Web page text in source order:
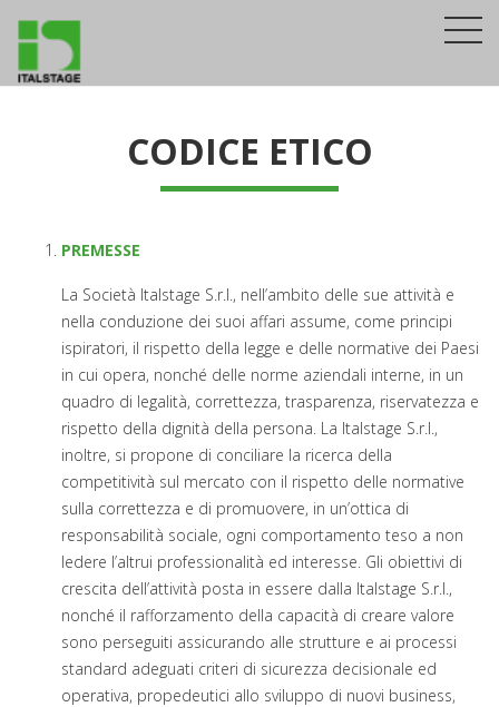
CODICE ETICO
PREMESSE
La Società Italstage S.r.l., nell’ambito delle sue attività e
nella conduzione dei suoi affari assume, come principi
ispiratori, il rispetto della legge e delle normative dei Paesi
in cui opera, nonché delle norme aziendali interne, in un
quadro di legalità, correttezza, trasparenza, riservatezza e
rispetto della dignità della persona. La Italstage S.r.l.,
inoltre, si propone di conciliare la ricerca della
competitività sul mercato con il rispetto delle normative
sulla correttezza e di promuovere, in un’ottica di
responsabilità sociale, ogni comportamento teso a non
ledere l’altrui professionalità ed interesse. Gli obiettivi di
crescita dell’attività posta in essere dalla Italstage S.r.l.,
nonché il rafforzamento della capacità di creare valore
sono perseguiti assicurando alle strutture e ai processi
standard adeguati criteri di sicurezza decisionale ed
operativa, propedeutici allo sviluppo di nuovi business,